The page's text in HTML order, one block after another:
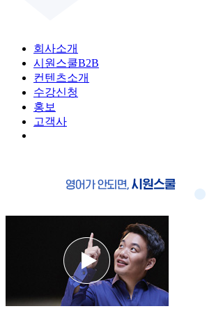
회사소개
시원스쿨B2B
컨텐츠소개
수강신청
홍보
고객사